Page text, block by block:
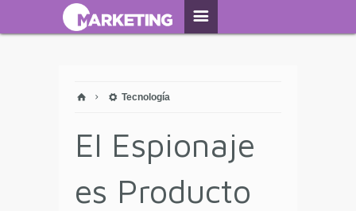
Tecnología
El Espionaje
es Producto